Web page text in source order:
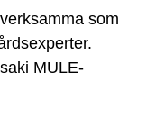
som
MULE-